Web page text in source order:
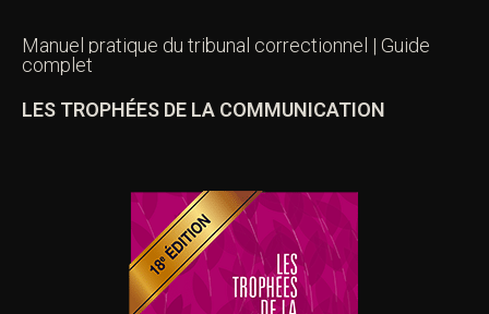
Manuel pratique du tribunal correctionnel | Guide
complet
LES TROPHÉES DE LA COMMUNICATION